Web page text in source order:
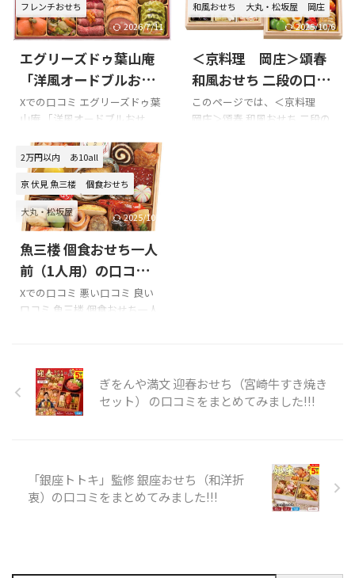
洋中おせち）のXでの口コミ 口
コミのまとめ お正月に後悔し
ないためにも、購入前には楽
天等の口コミを必ずチェック
するようにしましょう!!! 以下は
ち） 商品内容です。
ミを紹介します。 Xでの口コミ
ちこり村 二段重おせち「通常
タイプ」を購入の際の参考に
是非どうぞ!!! ちこり村おせちの
Xでの口コミ そういやおせちは
おせち＋αです。相変わらずう
フレンチおせち
2026/7/11
エグリーズドゥ葉山庵
「洋風オードブルおせ
ち」の口コミをまとめ
てみました!!!
Xでの口コミ エグリーズドゥ葉
山庵 「洋風オードブルおせ
どうぞ!!! 「エグリーズドゥ葉山
庵 「洋風オードブルおせ
ち」」のXでの口コミ 心から大
好きで大切な友人であるガイ
アックスかなちゃんの結婚式
@エグリーズドゥ葉山庵。最後
エンドロールで川口にだけ特
別なメッセージをくれてひと
う！！！かなちゃん！！綺麗
和風おせち 大丸・松坂屋
岡庄
2025/10/6
＜京料理 岡庄＞頌春
和風おせち 二段の口コ
ミをまとめてみまし
た!!!
このページでは、＜京料理
岡庄＞頌春 和風おせち 二段の
2万円以内 あ10all
京 伏見 魚三楼 個食おせち
大丸・松坂屋 2025/10/6
魚三楼 個食おせち一人
前（1人用）の口コミを
まとめてみました!!!
Xでの口コミ 悪い口コミ 良い
口コミ 魚三楼 個食おせち一人
京伏見 魚三楼。お酒は、大阪
交野 大門酒造 利休梅静香。頂
きます。
日の出を拝んで改めて2021年
スタート
今年は個別おせち
にしました。私のはお店にお
ぎをんや満文 迎春おせち（宮崎牛すき焼き
セット） の口コミをまとめてみました!!!
「銀座トトキ」監修 銀座おせち（和洋折
衷）の口コミをまとめてみました!!!